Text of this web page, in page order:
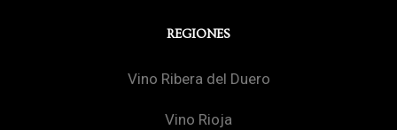
REGIONES
Vino Ribera del Duero
Vino Rioja